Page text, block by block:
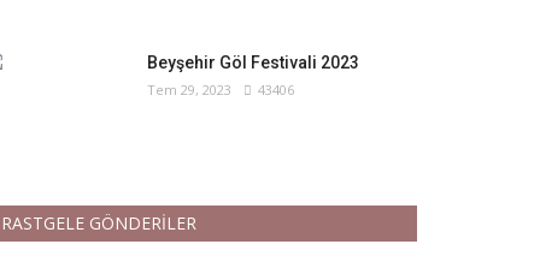
Beyşehir Göl Festivali 2023
Tem 29, 2023 43406
RASTGELE GÖNDERİLER